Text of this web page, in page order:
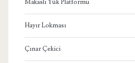
Makaslı Yük Platformu
Hayır Lokması
Çınar Çekici